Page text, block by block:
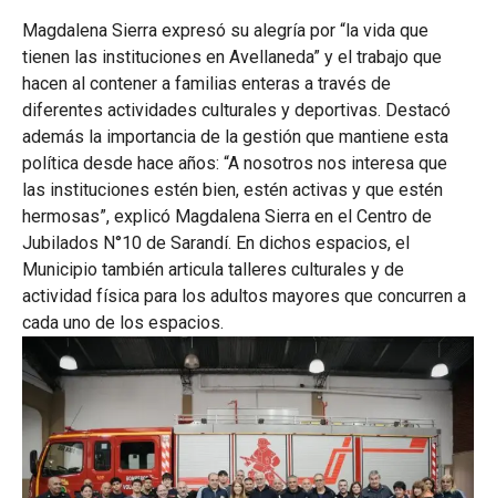
Magdalena Sierra expresó su alegría por “la vida que
tienen las instituciones en Avellaneda” y el trabajo que
hacen al contener a familias enteras a través de
diferentes actividades culturales y deportivas. Destacó
además la importancia de la gestión que mantiene esta
política desde hace años: “A nosotros nos interesa que
las instituciones estén bien, estén activas y que estén
hermosas”, explicó Magdalena Sierra en el Centro de
Jubilados N°10 de Sarandí. En dichos espacios, el
Municipio también articula talleres culturales y de
actividad física para los adultos mayores que concurren a
cada uno de los espacios.